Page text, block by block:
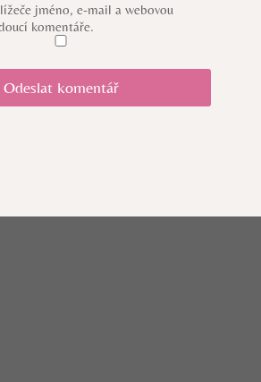
jméno, e-mail a webovou
komentáře.